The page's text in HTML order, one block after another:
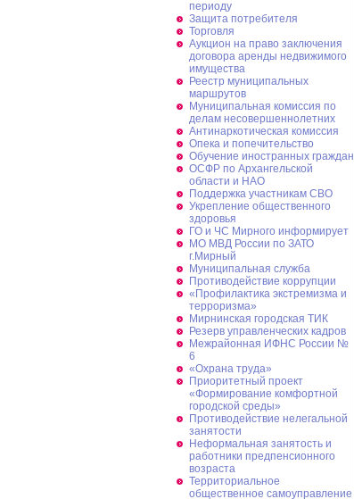
периоду
Защита потребителя
Торговля
Аукцион на право заключения
договора аренды недвижимого
имущества
Реестр муниципальных
маршрутов
Муниципальная комиссия по
делам несовершеннолетних
Антинаркотическая комиссия
Опека и попечительство
Обучение иностранных граждан
ОСФР по Архангельской
области и НАО
Поддержка участникам СВО
Укрепление общественного
здоровья
ГО и ЧС Мирного информирует
МО МВД России по ЗАТО
г.Мирный
Муниципальная cлужба
Противодействие коррупции
«Профилактика экстремизма и
терроризма»
Мирнинская городская ТИК
Резерв управленческих кадров
Межрайонная ИФНС России №
6
«Охрана труда»
Приоритетный проект
«Формирование комфортной
городской среды»
Противодействие нелегальной
занятости
Неформальная занятость и
работники предпенсионного
возраста
Территориальное
общественное самоуправление